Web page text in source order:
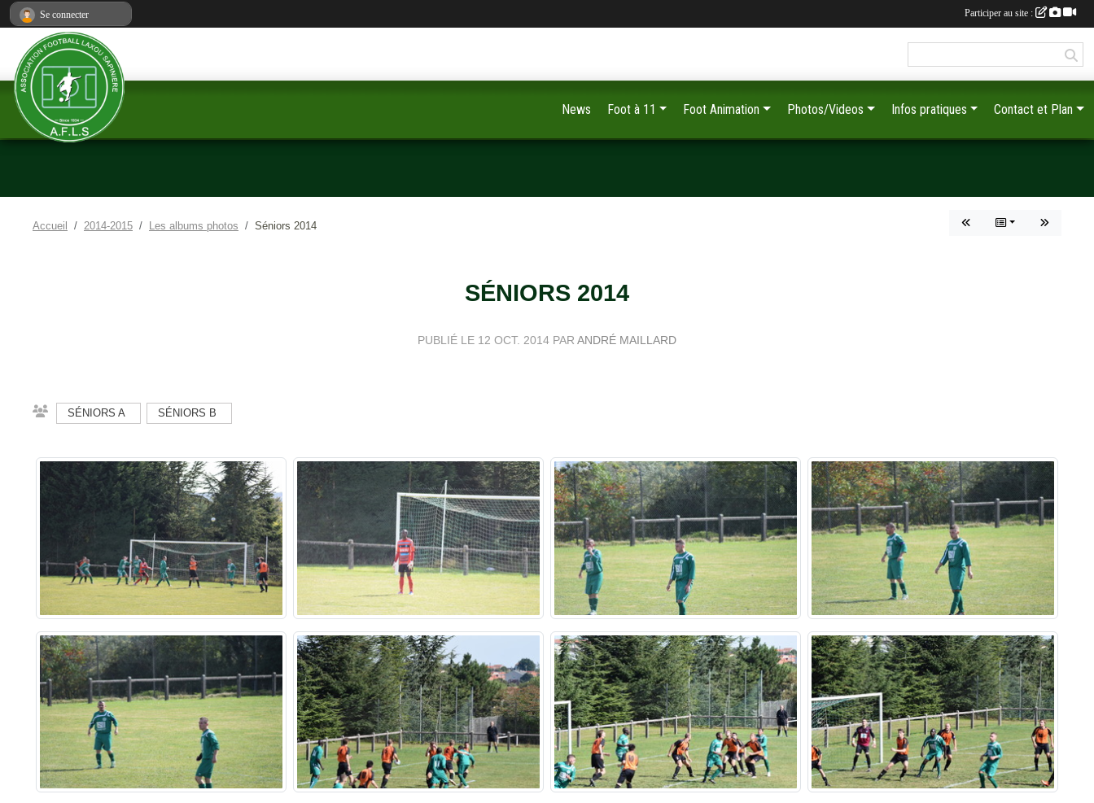
Accueil 2014-2015 Les albums photos Séniors 2014
SÉNIORS 2014
PUBLIÉ LE 12 OCT. 2014 PAR ANDRÉ MAILLARD
SÉNIORS A SÉNIORS B
News Foot à 11 Foot Animation Photos/Videos Infos pratiques Contact et Plan
Se connecter Participer au site :
Panneau de gestion des cookies